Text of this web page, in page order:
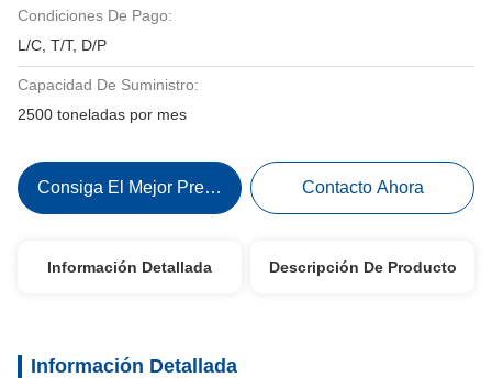
Condiciones De Pago:
L/C, T/T, D/P
Capacidad De Suministro:
2500 toneladas por mes
Consiga El Mejor Precio Contacto Ahora
Información Detallada Descripción De Producto
Información Detallada